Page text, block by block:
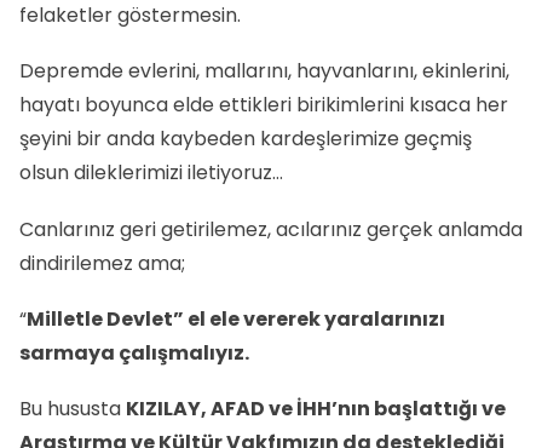
felaketler göstermesin.
Depremde evlerini, mallarını, hayvanlarını, ekinlerini,
hayatı boyunca elde ettikleri birikimlerini kısaca her
şeyini bir anda kaybeden kardeşlerimize geçmiş
olsun dileklerimizi iletiyoruz…
Canlarınız geri getirilemez, acılarınız gerçek anlamda
dindirilemez ama;
“Milletle Devlet” el ele vererek yaralarınızı
sarmaya çalışmalıyız.
Bu hususta KIZILAY, AFAD ve İHH’nın başlattığı ve